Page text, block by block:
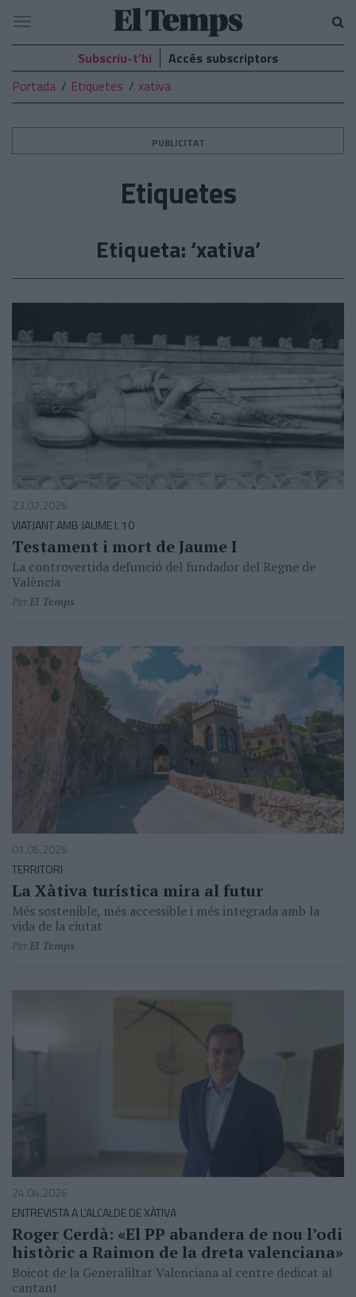
El
Temps
Navegació
Subscriu-t’hi
Accés subscriptors
Portada
Etiquetes xativa
PUBLICITAT
Etiquetes
Etiqueta: ‘xativa’
23.07.2026
VIATJANT AMB JAUME I. 10
Testament i mort de Jaume I
La controvertida defunció del fundador del Regne de
València
PerEl Temps
01.06.2026
TERRITORI
La Xàtiva turística mira al futur
Més sostenible, més accessible i més integrada amb la
vida de la ciutat
PerEl Temps
24.04.2026
ENTREVISTA A L'ALCALDE DE XÀTIVA
Roger Cerdà: «El PP abandera de nou l’odi
històric a Raimon de la dreta valenciana»
Boicot de la Generaliltat Valenciana al centre dedicat al
cantant